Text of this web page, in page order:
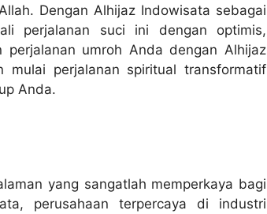
Dengan Alhijaz Indowisata sebagai
perjalanan suci ini dengan optimis,
umroh Anda dengan Alhijaz
mulai perjalanan spiritual transformatif
Anda.
yang sangatlah memperkaya bagi
perusahaan terpercaya di industri